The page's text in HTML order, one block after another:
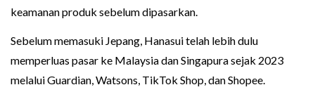
keamanan produk sebelum dipasarkan.
Sebelum memasuki Jepang, Hanasui telah lebih dulu
memperluas pasar ke Malaysia dan Singapura sejak 2023
melalui Guardian, Watsons, TikTok Shop, dan Shopee.